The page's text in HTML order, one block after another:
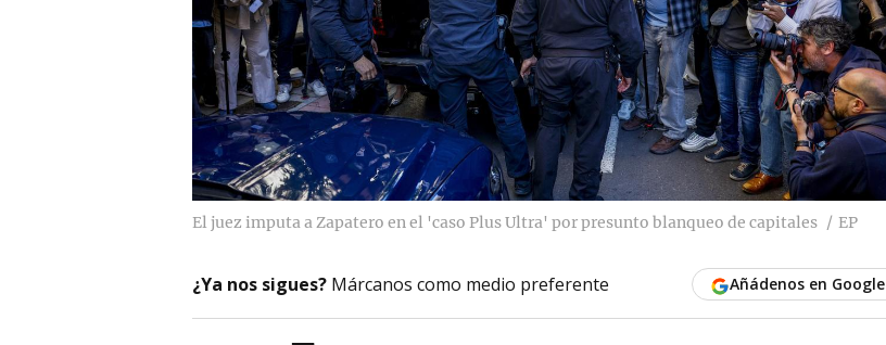
El juez imputa a Zapatero en el 'caso Plus Ultra' por presunto blanqueo de capitales EP
¿Ya nos sigues? Márcanos como medio preferente Añádenos en Google